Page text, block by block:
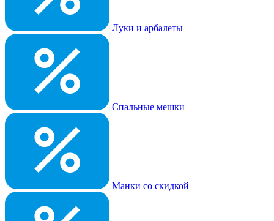
Луки и арбалеты
Спальные мешки
Манки со скидкой